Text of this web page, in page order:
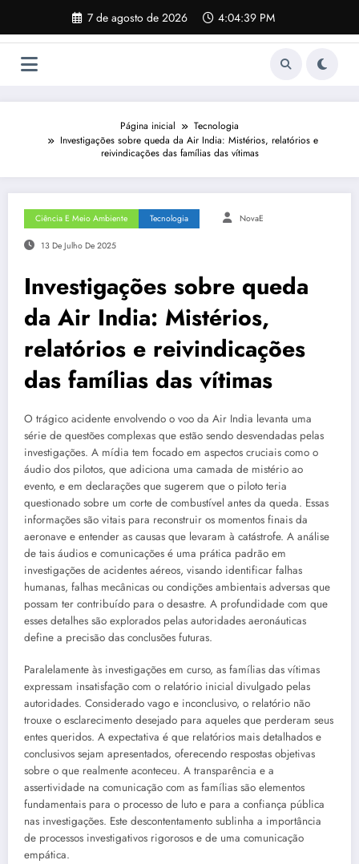
o
7 de agosto de 2026 4:04:40 PM
Página inicial
Tecnologia
Investigações sobre queda da Air India: Mistérios, relatórios e
reivindicações das famílias das vítimas
Ciência E Meio Ambiente Tecnologia NovaE
13 De Julho De 2025
Investigações sobre queda
da Air India: Mistérios,
relatórios e reivindicações
das famílias das vítimas
O trágico acidente envolvendo o voo da Air India levanta uma
série de questões complexas que estão sendo desvendadas pelas
investigações. A mídia tem focado em aspectos cruciais como o
áudio dos pilotos, que adiciona uma camada de mistério ao
evento, e em declarações que sugerem que o piloto teria
questionado sobre um corte de combustível antes da queda. Essas
informações são vitais para reconstruir os momentos finais da
aeronave e entender as causas que levaram à catástrofe. A análise
de tais áudios e comunicações é uma prática padrão em
investigações de acidentes aéreos, visando identificar falhas
humanas, falhas mecânicas ou condições ambientais adversas que
possam ter contribuído para o desastre. A profundidade com que
esses detalhes são explorados pelas autoridades aeronáuticas
define a precisão das conclusões futuras.
Paralelamente às investigações em curso, as famílias das vítimas
expressam insatisfação com o relatório inicial divulgado pelas
autoridades. Considerado vago e inconclusivo, o relatório não
trouxe o esclarecimento desejado para aqueles que perderam seus
entes queridos. A expectativa é que relatórios mais detalhados e
conclusivos sejam apresentados, oferecendo respostas objetivas
sobre o que realmente aconteceu. A transparência e a
assertividade na comunicação com as famílias são elementos
fundamentais para o processo de luto e para a confiança pública
nas investigações. Este descontentamento sublinha a importância
de processos investigativos rigorosos e de uma comunicação
empática.